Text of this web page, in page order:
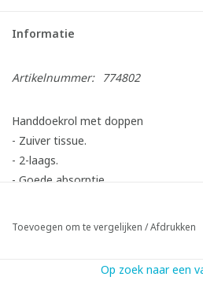
Informatie
Artikelnummer: 774802
Handdoekrol met doppen
- Zuiver tissue.
- 2-laags.
- Goede absorptie.
Toevoegen om te vergelijken /Afdrukken
Op zoek naar een